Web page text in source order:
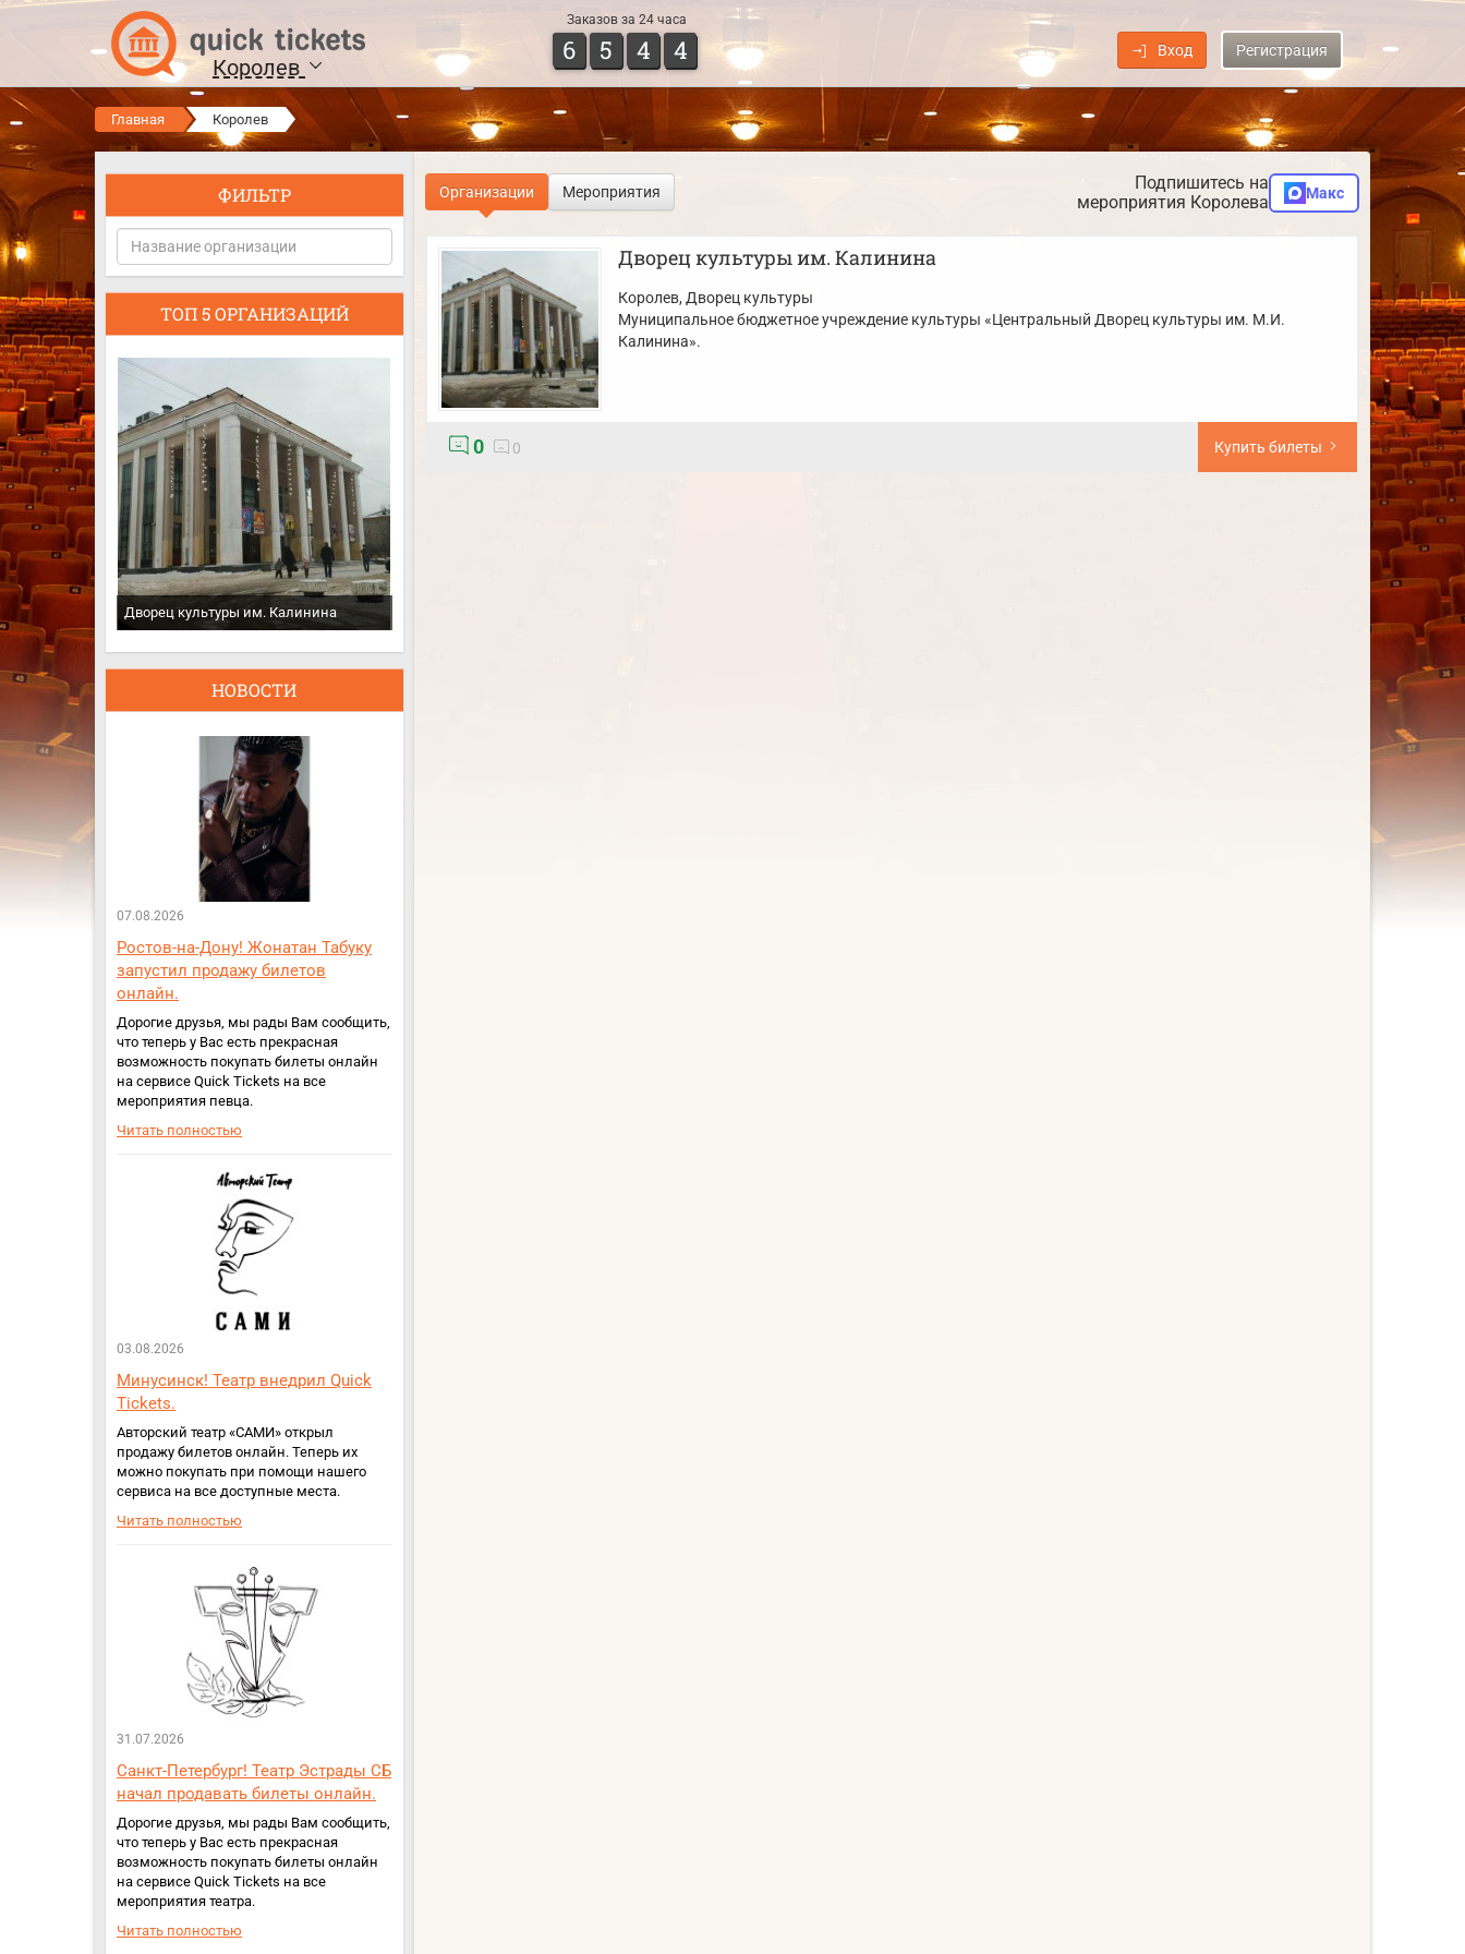
Королев
Заказов за 24 часа
6 5 4 4 Вход Регистрация
Главная Королев
ФИЛЬТР
ТОП 5 ОРГАНИЗАЦИЙ
Дворец культуры им. Калинина
НОВОСТИ
07.08.2026
Ростов-на-Дону! Жонатан Табуку
запустил продажу билетов
онлайн.
Дорогие друзья, мы рады Вам сообщить,
что теперь у Вас есть прекрасная
возможность покупать билеты онлайн
на сервисе Quick Tickets на все
мероприятия певца.
Читать полностью
03.08.2026
Минусинск! Театр внедрил Quick
Tickets.
Авторский театр «САМИ» открыл
продажу билетов онлайн. Теперь их
можно покупать при помощи нашего
сервиса на все доступные места.
Читать полностью
31.07.2026
Санкт-Петербург! Театр Эстрады СБ
начал продавать билеты онлайн.
Дорогие друзья, мы рады Вам сообщить,
что теперь у Вас есть прекрасная
возможность покупать билеты онлайн
на сервисе Quick Tickets на все
мероприятия театра.
Читать полностью
Организации Мероприятия
Подпишитесь на
мероприятия Королева
Макс
Дворец культуры им. Калинина
Королев, Дворец культуры
Муниципальное бюджетное учреждение культуры «Центральный Дворец культуры им. М.И.
Калинина».
Купить билеты
0 0